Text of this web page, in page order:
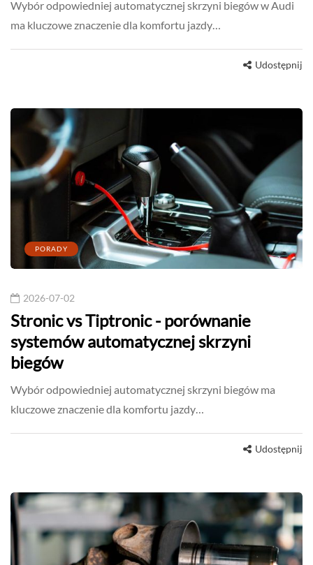
Wybór odpowiedniej automatycznej skrzyni biegów w Audi
ma kluczowe znaczenie dla komfortu jazdy…
Udostępnij
PORADY
2026-07-02
Stronic vs Tiptronic - porównanie
systemów automatycznej skrzyni
biegów
Wybór odpowiedniej automatycznej skrzyni biegów ma
kluczowe znaczenie dla komfortu jazdy…
Udostępnij